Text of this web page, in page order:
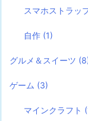
スマホストラッ
自作 (1)
グルメ＆スイーツ
ゲーム (3)
マインクラフト